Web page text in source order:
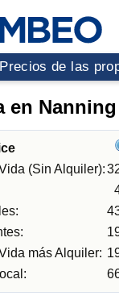
Precios de las
en Nanning
(Sin Alquiler):
más Alquiler: